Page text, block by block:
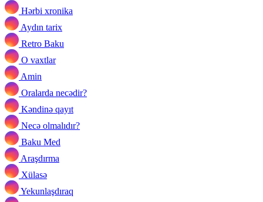
Hərbi xronika
Aydın tarix
Retro Baku
O vaxtlar
Amin
Oralarda necədir?
Kəndinə qayıt
Necə olmalıdır?
Baku Med
Araşdırma
Xülasə
Yekunlaşdıraq